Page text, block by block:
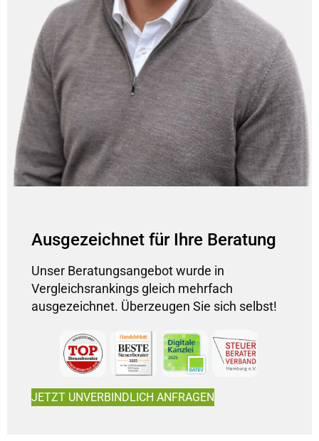
Ausgezeichnet für Ihre Beratung
Unser Beratungsangebot wurde in
Vergleichsrankings gleich mehrfach
ausgezeichnet. Überzeugen Sie sich selbst!
JETZT UNVERBINDLICH ANFRAGEN